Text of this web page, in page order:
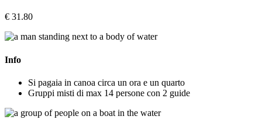
€ 31.80
Info
Si pagaia in canoa circa un ora e un quarto
Gruppi misti di max 14 persone con 2 guide